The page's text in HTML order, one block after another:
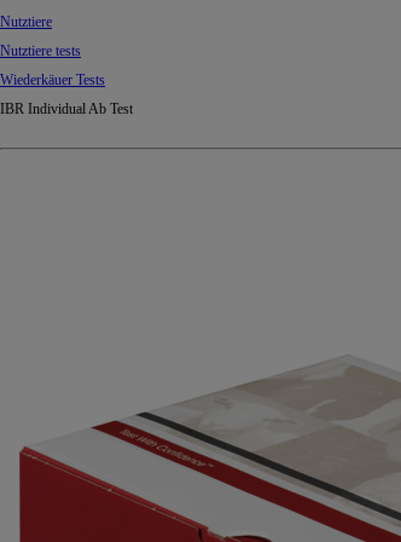
Nutztiere
Nutztiere tests
Wiederkäuer Tests
IBR Individual Ab Test